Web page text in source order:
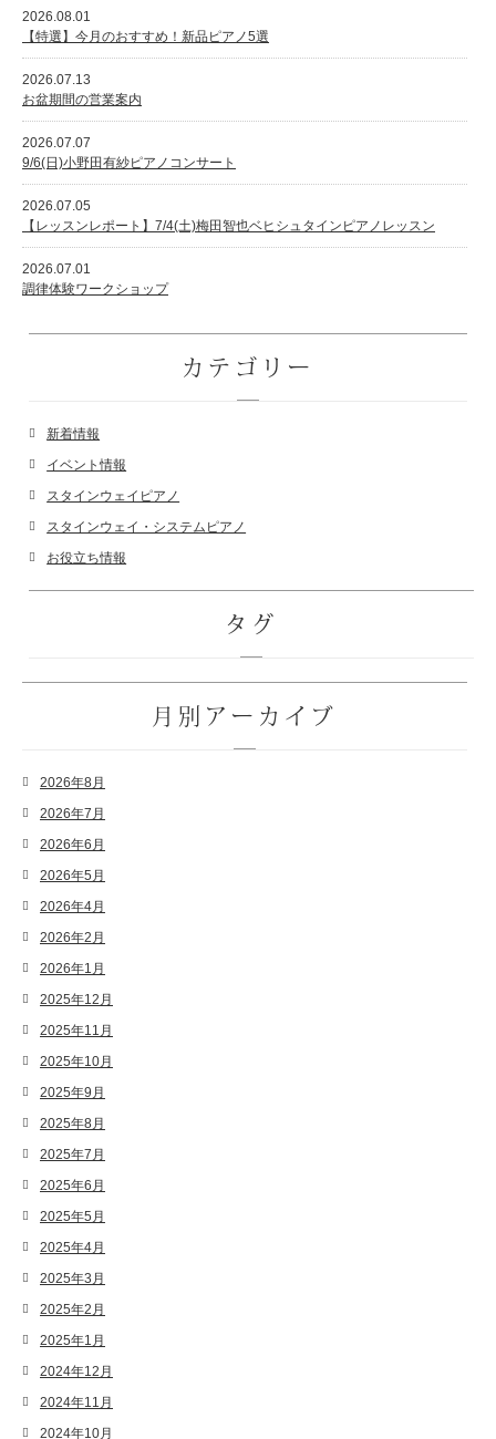
2026.08.01
【特選】今月のおすすめ！新品ピアノ5選
2026.07.13
お盆期間の営業案内
2026.07.07
9/6(日)小野田有紗ピアノコンサート
2026.07.05
【レッスンレポート】7/4(土)梅田智也ベヒシュタインピアノレッスン
2026.07.01
調律体験ワークショップ
カテゴリー
新着情報
イベント情報
スタインウェイピアノ
スタインウェイ・システムピアノ
お役立ち情報
タグ
月別アーカイブ
2026年8月
2026年7月
2026年6月
2026年5月
2026年4月
2026年2月
2026年1月
2025年12月
2025年11月
2025年10月
2025年9月
2025年8月
2025年7月
2025年6月
2025年5月
2025年4月
2025年3月
2025年2月
2025年1月
2024年12月
2024年11月
2024年10月